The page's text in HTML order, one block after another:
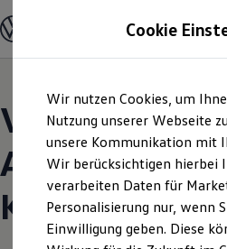
Hauptinhalt
springen
Footer
springen
Modelle und Konfigurator
Konfigurator
Modelle vergleichen
Elektroautos
ENERGY Sondermodelle
Nutzfahrzeuge
SUV und CUV
Familienautos
Kombis
Kompaktwagen
Sportwagen
Schnell verfügbare Fahrzeuge
Volkswagen
Autohaus
Kamenz
Cookie
Wir nutzen Cookies, um
Nutzung unserer Webseite
unsere Kommunikation mit
Wir berücksichtigen hierbei
verarbeiten Daten für
Personalisierung nur, wenn
Einwilligung geben. Diese